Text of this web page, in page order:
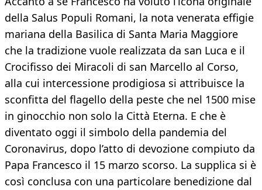
della Salus Populi Romani, la nota venerata effigie
mariana della Basilica di Santa Maria Maggiore
che la tradizione vuole realizzata da san Luca e il
Crocifisso dei Miracoli di san Marcello al Corso,
alla cui intercessione prodigiosa si attribuisce la
sconfitta del flagello della peste che nel 1500 mise
in ginocchio non solo la Città Eterna. E che è
diventato oggi il simbolo della pandemia del
Coronavirus, dopo l’atto di devozione compiuto da
Papa Francesco il 15 marzo scorso. La supplica si è
così conclusa con una particolare benedizione dal